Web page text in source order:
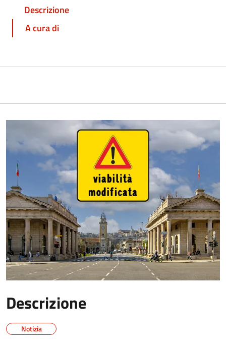
Descrizione
A cura di
Descrizione
Notizia